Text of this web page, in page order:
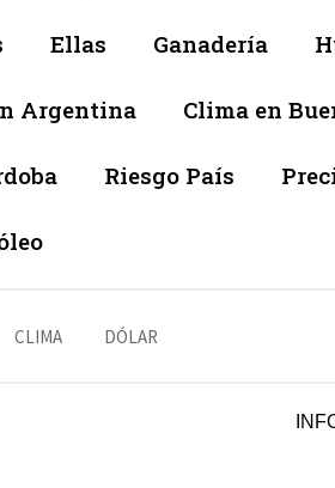
Ellas Ganadería
Argentina Clima en
Riesgo País
CLIMA DÓLAR